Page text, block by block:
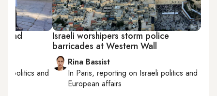
Israeli worshipers storm police
barricades at Western Wall
Rina Bassist
In Paris, reporting on Israeli politics and
European affairs
politics and